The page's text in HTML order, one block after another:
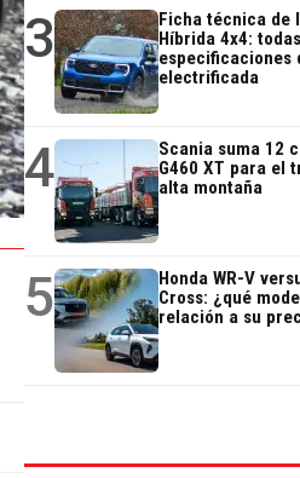
3
Ficha técnica de
Híbrida 4x4:
especificaciones
electrificada
4
Scania suma 12
G460 XT para el
alta montaña
5
Honda WR-V
Cross: ¿qué
relación a su